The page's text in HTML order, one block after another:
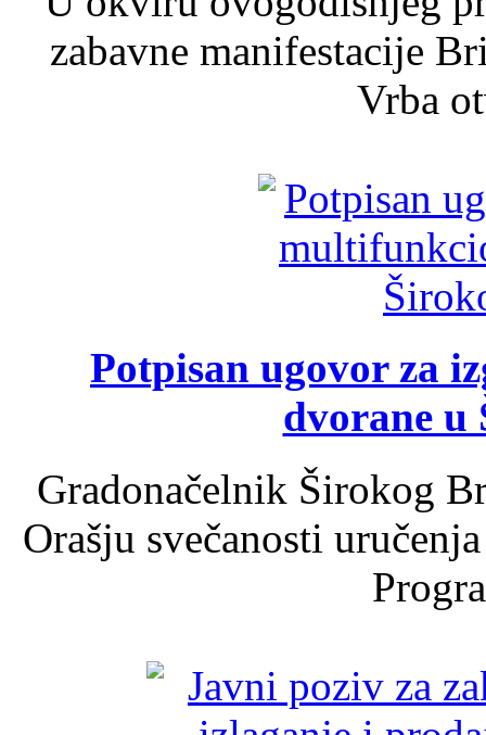
zabavne manifestacije
Vrba
Potpisan ugovor za
dvorane u
Gradonačelnik Širokog
Orašju svečanosti